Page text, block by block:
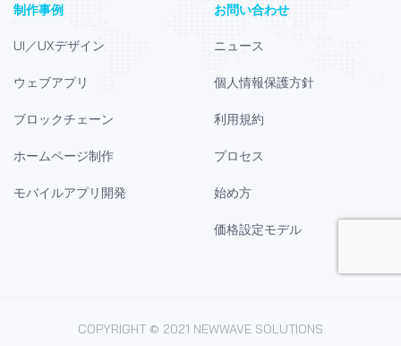
制作事例
UI／UXデザイン
ウェブアプリ
ブロックチェーン
ホームページ制作
モバイルアプリ開発
お問い合わせ
ニュース
個人情報保護方針
利用規約
プロセス
始め方
価格設定モデル
COPYRIGHT © 2021 NEWWAVE SOLUTIONS